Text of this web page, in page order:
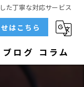
た丁寧な対応サービス
はこちら
ブログ コラム